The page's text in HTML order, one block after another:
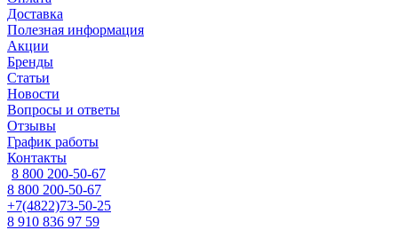
Доставка
Полезная информация
Акции
Бренды
Статьи
Новости
Вопросы и ответы
Отзывы
График работы
Контакты
8 800 200-50-67
8 800 200-50-67
+7(4822)73-50-25
8 910 836 97 59